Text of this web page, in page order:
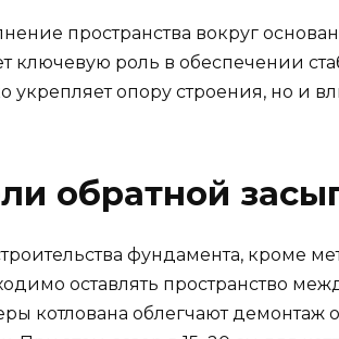
пространства вокруг
ключевую роль в обеспечении
укрепляет опору строения, но и
обратной
фундамента, кроме
оставлять пространство
котлована облегчают демонтаж